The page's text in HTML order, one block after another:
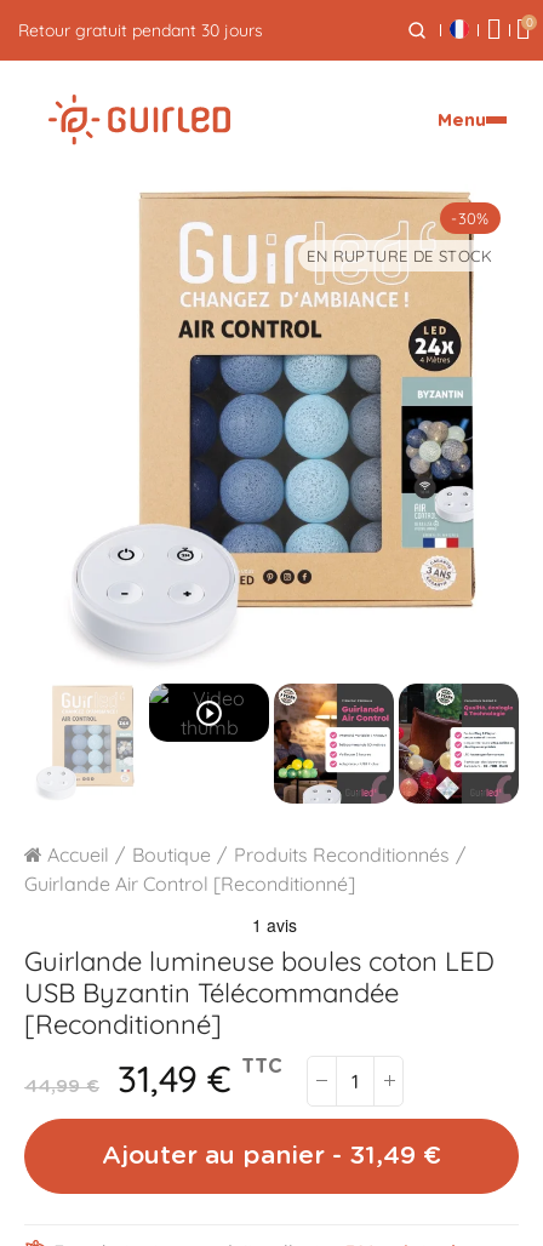
Retour gratuit pendant 30 jours 0
Menu
-30%
EN RUPTURE DE STOCK
play_circle_outline
Accueil Boutique
Produits Reconditionnés
Guirlande Air Control [Reconditionné]
Guirlande lumineuse boules coton LED
USB Byzantin Télécommandée
[Reconditionné]
44,99 € 31,49 € TTC
Ajouter au panier - 31,49 €